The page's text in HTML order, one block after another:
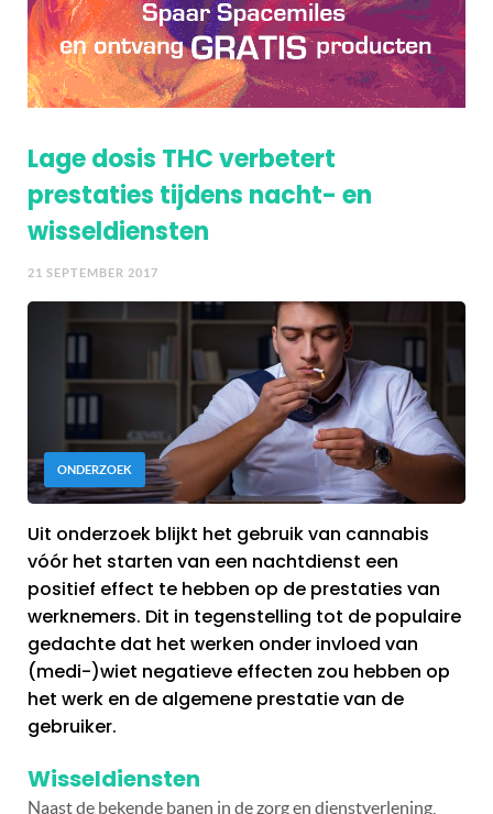
Lage dosis THC verbetert
prestaties tijdens nacht- en
wisseldiensten
21 SEPTEMBER 2017
ONDERZOEK
Uit onderzoek blijkt het gebruik van cannabis
vóór het starten van een nachtdienst een
positief effect te hebben op de prestaties van
werknemers. Dit in tegenstelling tot de populaire
gedachte dat het werken onder invloed van
(medi-)wiet negatieve effecten zou hebben op
het werk en de algemene prestatie van de
gebruiker.
Wisseldiensten
Naast de bekende banen in de zorg en dienstverlening,